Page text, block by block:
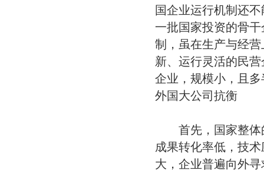
国企业运行机制还
一批国家投资的骨
制，虽在生产与经
新、运行灵活的民
企业，规模小，且
外国大公司抗衡
首先，国家整体
成果转化率低，技
大，企业普遍向外